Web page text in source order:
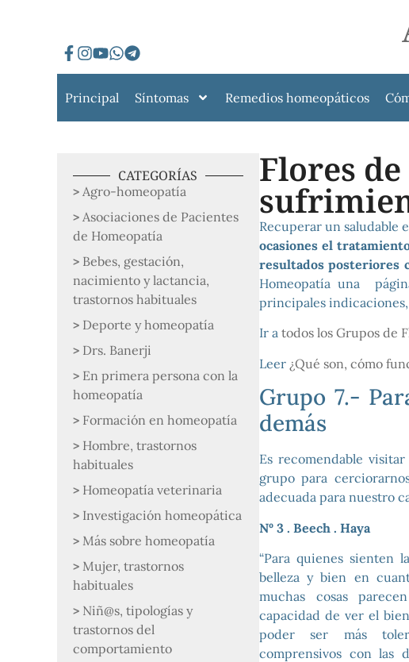
Principal Síntomas Remedios homeopáticos
CATEGORÍAS
Agro-homeopatía
Asociaciones de Pacientes
de Homeopatía
Bebes, gestación,
nacimiento y lactancia,
trastornos habituales
Deporte y homeopatía
Drs. Banerji
En primera persona con la
homeopatía
Formación en homeopatía
Hombre, trastornos
habituales
Homeopatía veterinaria
Investigación homeopática
Más sobre homeopatía
Mujer, trastornos
habituales
Niñ@s, tipologías y
trastornos del
comportamiento
Flores
Recuperar un saludable
ocasiones el
resultados posteriores
Homeopatía una
principales indicaciones,
Ir a todos los Grupos de
Leer ¿Qué son, cómo
Grupo 7.-
demás
Es recomendable
grupo para
adecuada para nuestro
Nº 3 . Beech . Haya
“Para quienes sienten
belleza y bien en
muchas cosas
capacidad de ver el
poder ser más
comprensivos con las